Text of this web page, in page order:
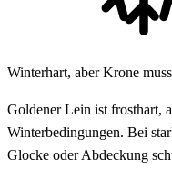
Winterhart, aber Krone
Goldener Lein ist frosthart,
Winterbedingungen. Bei
Glocke oder Abdeckung